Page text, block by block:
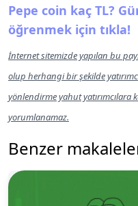
Pepe coin kaç TL?
öğrenmek için tıkla!
İnternet sitemizde yapılan bu
olup herhangi bir şekilde
yönlendirme yahut
yorumlanamaz.
Benzer